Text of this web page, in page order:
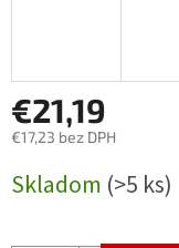
€21,19
€17,23 bez DPH
cena:
Skladom (>5 ks)